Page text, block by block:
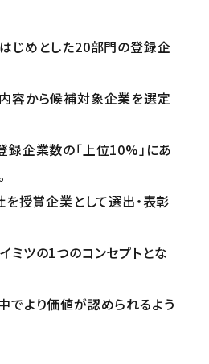
じめとした20部門の登録企
容から候補対象企業を選定
録企業数の「上位10%」にあ
を授賞企業として選出・表彰
ミツの1つのコンセプトとな
でより価値が認められるよう